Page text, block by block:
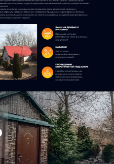
дизайн;
имя;
в поисковых
статистики
Яндекс.Метрика;
сайт